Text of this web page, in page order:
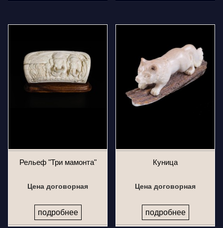
Рельеф "Три мамонта"
Цена договорная
подробнее
Куница
Цена договорная
подробнее